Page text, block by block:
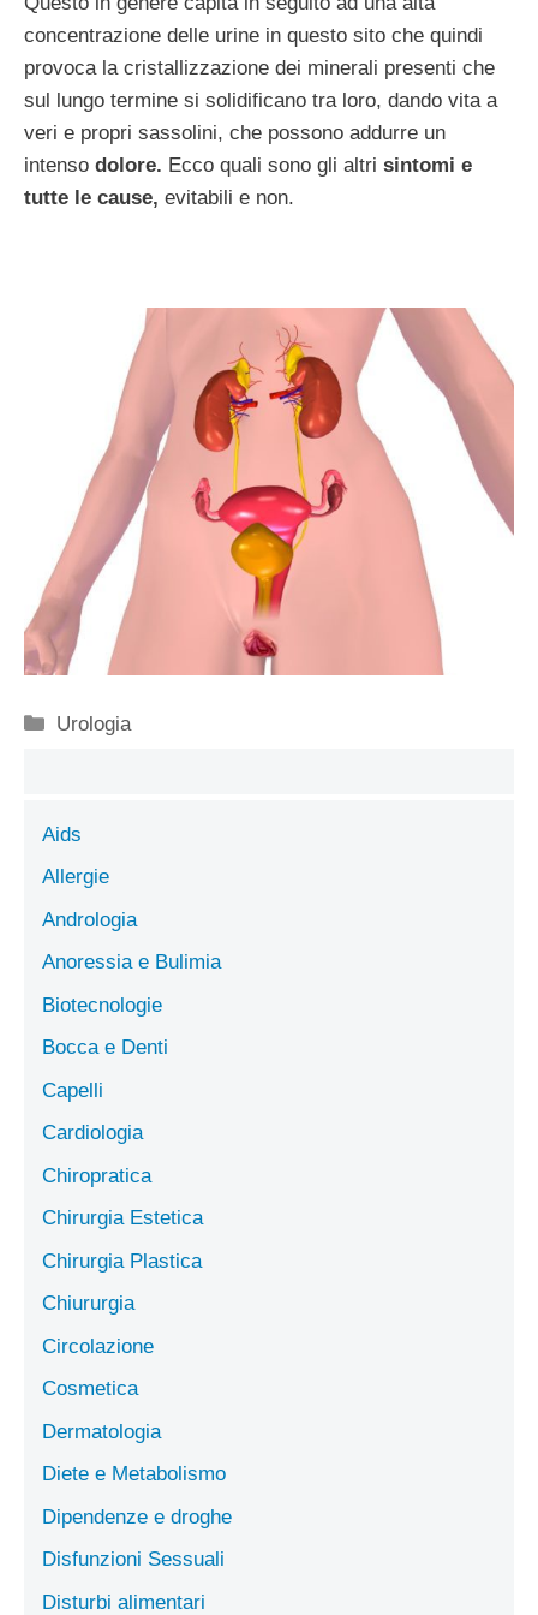
concentrazione delle urine in questo sito che quindi
provoca la cristallizzazione dei minerali presenti che
sul lungo termine si solidificano tra loro, dando vita a
veri e propri sassolini, che possono addurre un
intenso dolore. Ecco quali sono gli altri sintomi e
tutte le cause, evitabili e non.
Categorie
Urologia
Aids
Allergie
Andrologia
Anoressia e Bulimia
Biotecnologie
Bocca e Denti
Capelli
Cardiologia
Chiropratica
Chirurgia Estetica
Chirurgia Plastica
Chiururgia
Circolazione
Cosmetica
Dermatologia
Diete e Metabolismo
Dipendenze e droghe
Disfunzioni Sessuali
Disturbi alimentari